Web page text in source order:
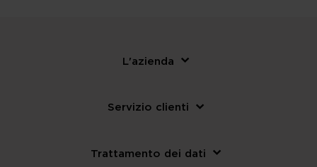
L'azienda
Servizio clienti
Trattamento dei dati